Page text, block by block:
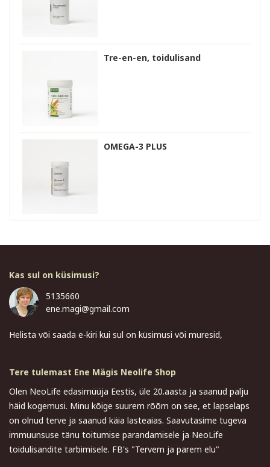
Tre-en-en, toidulisand
OMEGA-3 PLUS
Kas sul on küsimusi?
5135660
ene.magi@gmail.com
Helista või saada e-kiri kui sul on küsimusi või muresid,
Tere tulemast Ene Mägis Neolife Shop
Olen NeoLife edasimüüja Eestis, üle 20.aasta ja saanud palju
häid kogemusi. Minu kõige suurem rõõm on see, et lapselaps
on olnud terve ja saanud käia lasteaias. Saavutasime tugeva
immuunsuse tänu toitumise parandamisele ja NeoLife
toidulisandite tarbimisele. FB's "Tervem ja parem elu"